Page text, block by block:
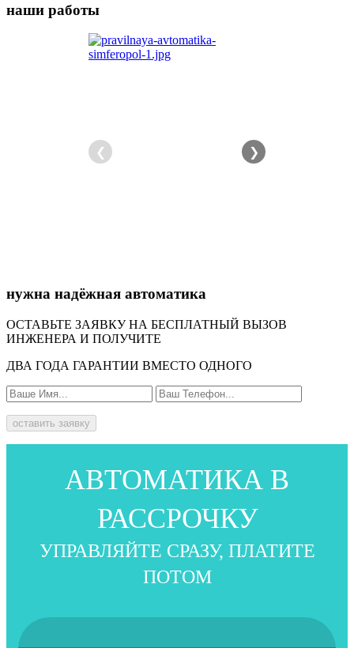
наши работы
❮ ❯
нужна надёжная автоматика
ОСТАВЬТЕ ЗАЯВКУ НА БЕСПЛАТНЫЙ ВЫЗОВ
ИНЖЕНЕРА И ПОЛУЧИТЕ
ДВА ГОДА ГАРАНТИИ ВМЕСТО ОДНОГО
оставить заявку
АВТОМАТИКА В
РАССРОЧКУ
УПРАВЛЯЙТЕ СРАЗУ, ПЛАТИТЕ
ПОТОМ